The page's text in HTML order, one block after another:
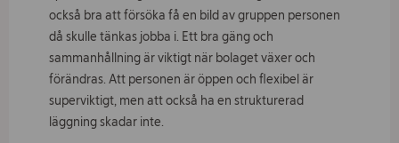
också bra att försöka få en bild av gruppen personen
då skulle tänkas jobba i. Ett bra gäng och
sammanhållning är viktigt när bolaget växer och
förändras. Att personen är öppen och flexibel är
superviktigt, men att också ha en strukturerad
läggning skadar inte.